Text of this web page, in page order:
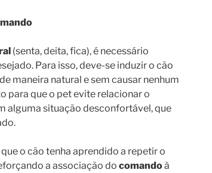
(senta, deita, fica), é necessário
Para isso, deve-se induzir o cão
maneira natural e sem causar nenhum
para que o pet evite relacionar o
alguma situação desconfortável, que
o cão tenha aprendido a repetir o
a associação do comandoà